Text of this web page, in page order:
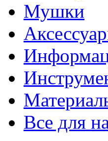
Мушки
Все для